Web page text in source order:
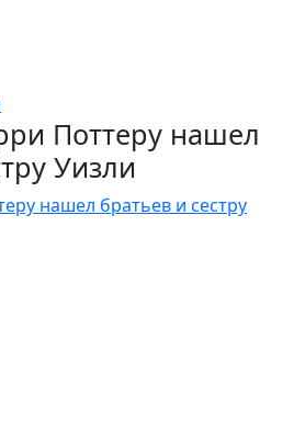
Поттеру нашел
Уизли
нашел братьев и сестру